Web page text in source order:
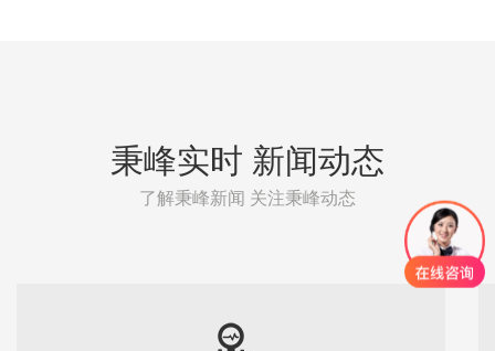
秉峰实时 新闻动态
了解秉峰新闻 关注秉峰动态